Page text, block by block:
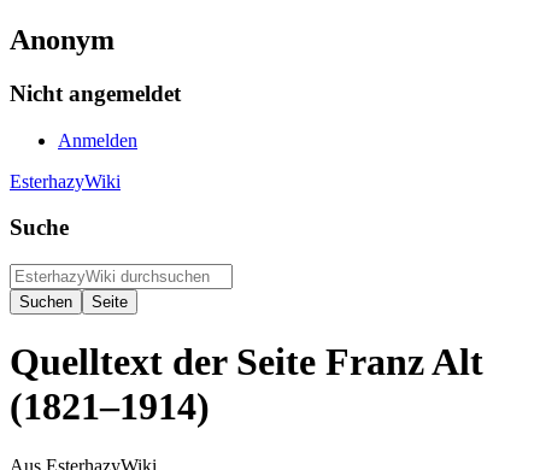
Anonym
Nicht angemeldet
Anmelden
EsterhazyWiki
Suche
Quelltext der Seite Franz Alt
(1821–1914)
Aus EsterhazyWiki